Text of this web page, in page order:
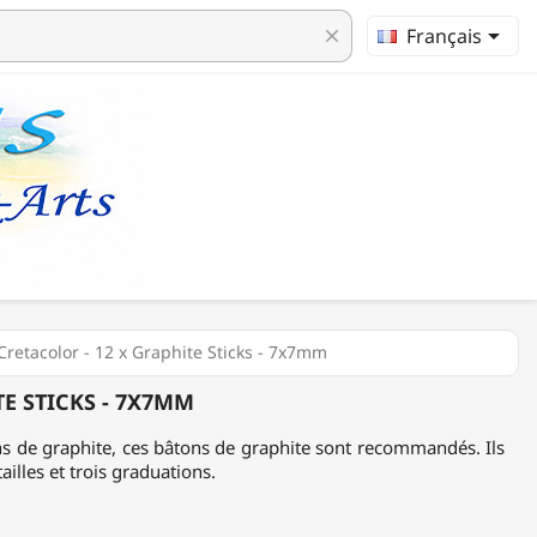
clear Français
- 12 x Graphite Sticks - 7x7mm
STICKS - 7X7MM
de graphite, ces bâtons de graphite sont recommandés. Ils
et trois graduations.